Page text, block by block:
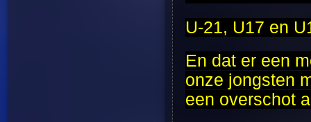
U-21, U17 en
En dat er een
onze jongsten
een overschot